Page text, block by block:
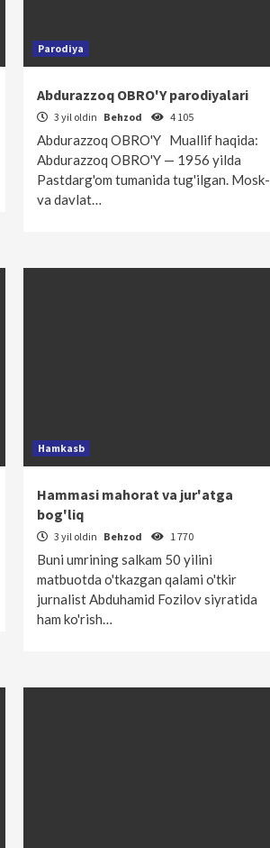
Parodiya
Abdurazzoq OBRO'Y parodiyalari
3 yil oldin Behzod 4 105
Abdurazzoq OBRO'Y Muallif haqida:
Abdurazzoq OBRO'Y — 1956 yilda
Pastdarg'om tumanida tug'ilgan. Mo­s­­­­­­k­­­­­­­­­­
va davlat…
Hamkasb
Hammasi mahorat va jur'atga
bog'liq
3 yil oldin Behzod 1 770
Buni umrining salkam 50 yilini
matbuotda o'tkazgan qalami o'tkir
jurnalist Abduhamid Fozilov siyratida
ham ko'rish…